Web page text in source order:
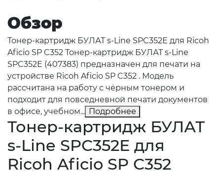
Обзор
Тонер-картридж БУЛАТ s-Line SPC352E для Ricoh
Aficio SP C352 Тонер-картридж БУЛАТ s-Line
SPC352E (407383) предназначен для печати на
устройстве Ricoh Aficio SP C352 . Модель
рассчитана на работу с чёрным тонером и
подходит для повседневной печати документов
в офисе, учебном... Подробнее
Тонер-картридж БУЛАТ
s-Line SPC352E для
Ricoh Aficio SP C352